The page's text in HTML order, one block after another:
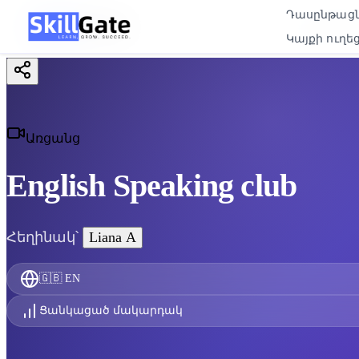
Կայքի
Կայքի
Առցանց
English Speaking club
Հեղինակ՝ Liana A
🇬🇧 EN
Ցանկացած մակարդակ